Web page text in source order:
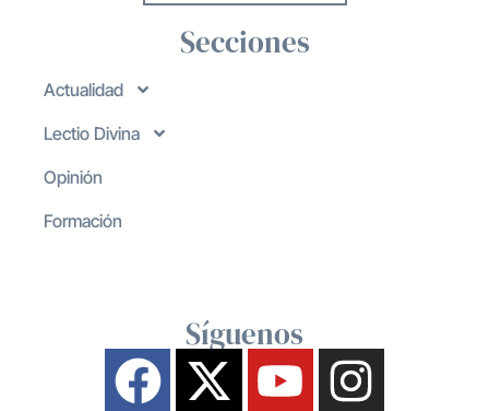
Secciones
Actualidad
Lectio Divina
Opinión
Formación
Síguenos